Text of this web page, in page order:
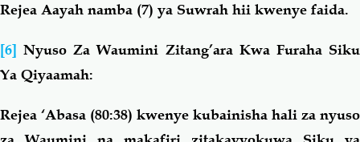
Rejea Aayah namba (7) ya Suwrah hii kwenye faida.
[6] Nyuso Za Waumini Zitang’ara Kwa Furaha Siku
Ya Qiyaamah:
Rejea ‘Abasa (80:38) kwenye kubainisha hali za nyuso